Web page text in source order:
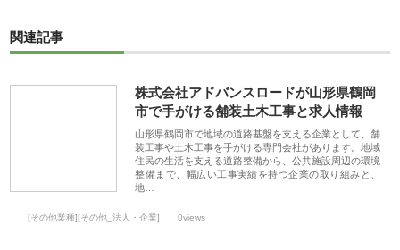
関連記事
株式会社アドバンスロードが山形県鶴岡
市で手がける舗装土木工事と求人情報
山形県鶴岡市で地域の道路基盤を支える企業として、舗
装工事や土木工事を手がける専門会社があります。地域
住民の生活を支える道路整備から、公共施設周辺の環境
整備まで、幅広い工事実績を持つ企業の取り組みと、
地…
[その他業種][その他_法人・企業] 0views